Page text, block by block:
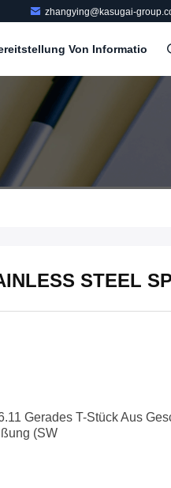
zhangying@kasugai-
Von Informatio
STEEL
Gerades T-Stück Aus
(SW